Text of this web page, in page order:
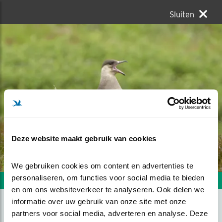
Deze website maakt gebruik van cookies
We gebruiken cookies om content en advertenties te
personaliseren, om functies voor social media te bieden
en om ons websiteverkeer te analyseren. Ook delen we
informatie over uw gebruik van onze site met onze
partners voor social media, adverteren en analyse. Deze
Sluiten
Volgende foto Vorige foto